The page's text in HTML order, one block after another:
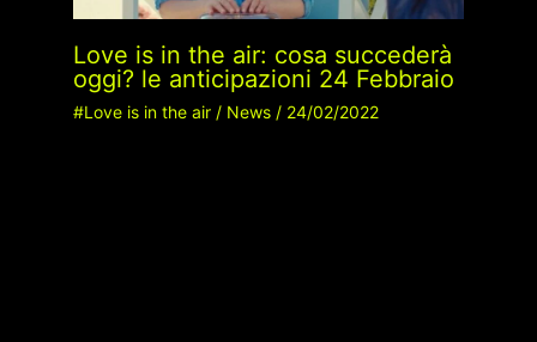
Love is in the air: cosa succederà
oggi? le anticipazioni 24 Febbraio
#Love is in the air/ News/ 24/02/2022